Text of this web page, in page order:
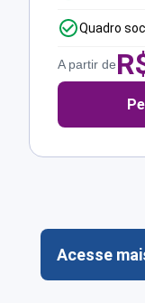
Quadro
A partir de
Acesse